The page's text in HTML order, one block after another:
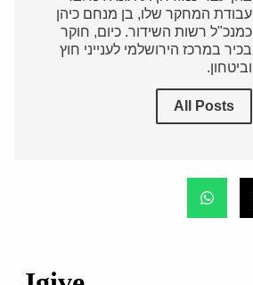
עבודת המחקר שלו, בן מנחם כיהן
כמנכ"ל רשות השידור. כיום, חוקר
בכיר במרכז הירושלמי לענייני חוץ
וביטחון.
All Posts